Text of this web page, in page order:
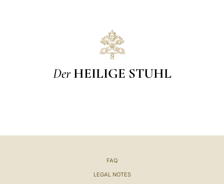
Der HEILIGE STUHL
FAQ
LEGAL NOTES